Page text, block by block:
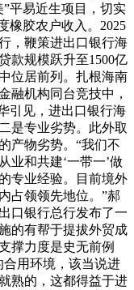
平易近生项目，切实
橡胶农户收入。2025
，鞭策进出口银行海
款规模跃升至1500亿
位居前列。扎根海南
融机构同台竞技中，
引见，进出口银行海
是专业劣势。此外取
产物劣势。“我们不
业和共建‘一带一’做
专业经验。目前境外
占领领先地位。”郝
口银行总行发布了一
的有帮于提拔外贸成
撑力度是史无前例
合用环境，该当说进
熟的，这都得益于进